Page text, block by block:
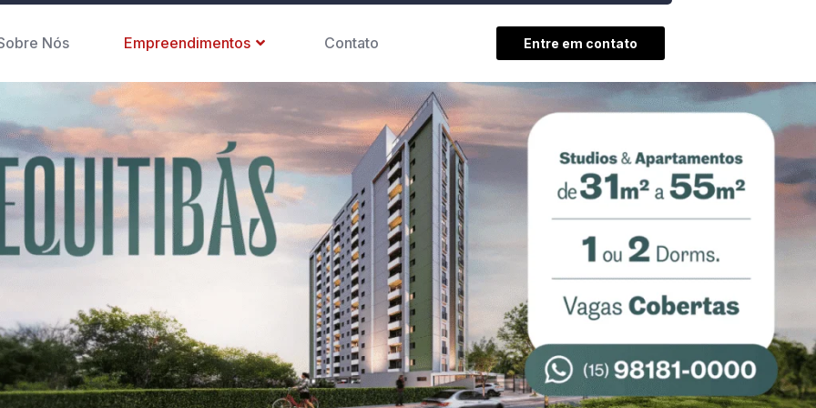
Nós Empreendimentos Contato Entre em contato